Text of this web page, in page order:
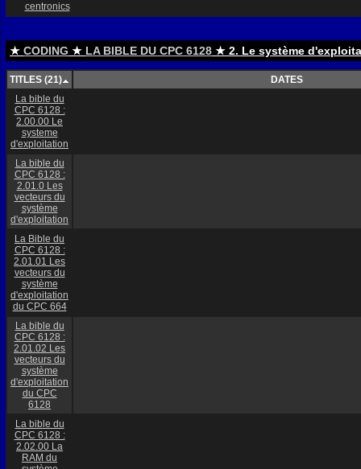
centronics
★ CODING ★ LA BIBLE DU CPC 6128 ★ 2. Le système
TITLES (21)
DATES
La bible du
CPC 6128 :
2.00.00 Le
systeme
d'exploitation
La bible du
CPC 6128 :
2.01.0 Les
vecteurs du
système
d'exploitation
La Bible du
CPC 6128 :
2.01.01 Les
vecteurs du
système
d'exploitation
du CPC 664
La bible du
CPC 6128 :
2.01.02 Les
vecteurs du
système
d'exploitation
du CPC
6128
La bible du
CPC 6128 :
2.02.00 La
RAM du